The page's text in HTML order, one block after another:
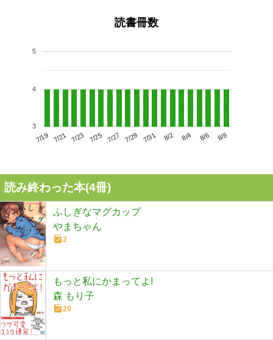
読書冊数
7/19 7/21 7/23 7/25 7/27 7/29 7/31 8/2 8/4 8/6 8/8
3
4
5
読み終わった本(4冊)
ふしぎなマグカップ
やまちゃん
2
もっと私にかまってよ!
森 もり子
20